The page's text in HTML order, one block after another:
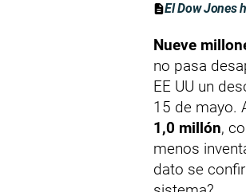
El Dow Jones
Nueve
no pasa
EE UU un
15 de mayo.
1,0 millón,
menos
dato se